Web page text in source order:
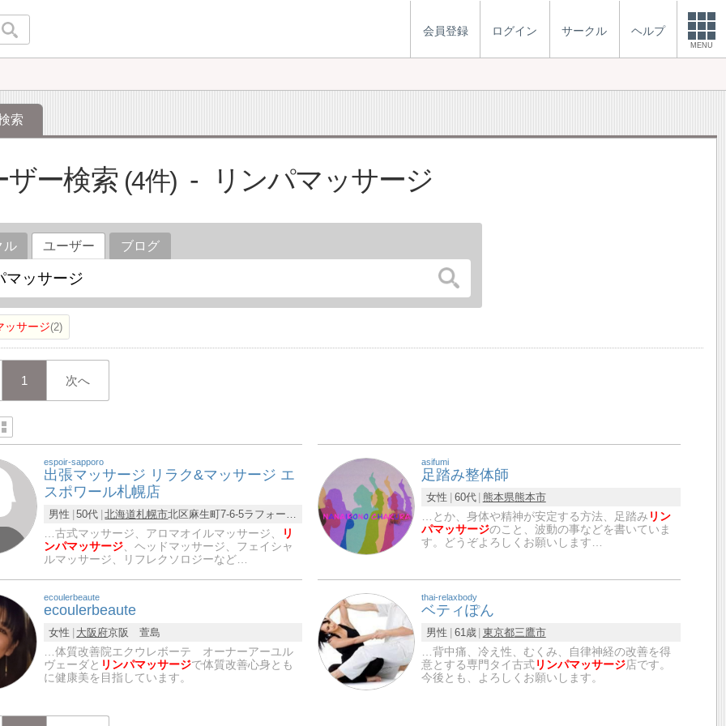
会員登録 ログイン サークル ヘルプ
MENU
索
ザー検索 4 リンパマッサージ
ル ユーザー ブログ
ッサージ 2
1 次へ
espoir-sapporo
出張マッサージ リラク&マッサージ エ
スポワール札幌店
男性 50代 北海道札幌市北区麻生町7-6-5ラフォーレ麻生106号
…古式マッサージ、アロマオイルマッサージ、
リ
ンパマッサージ、ヘッドマッサージ、フェイシャ
ルマッサージ、リフレクソロジーなど…
asifumi
足踏み整体師
女性 60代 熊本県熊本市
…とか、身体や精神が安定する方法、足踏み リン
パマッサージのこと、波動の事などを書いていま
す。どうぞよろしくお願いします…
ecoulerbeaute
ecoulerbeaute
女性 大阪府京阪 萱島
…体質改善院エクウレボーテ オーナーアーユル
ヴェーダと リンパマッサージで体質改善心身とも
に健康美を目指しています。
thai-relaxbody
ベティぽん
男性 61歳 東京都三鷹市
…背中痛、冷え性、むくみ、自律神経の改善を得
意とする専門タイ古式 リンパマッサージ店です。
今後とも、よろしくお願いします。